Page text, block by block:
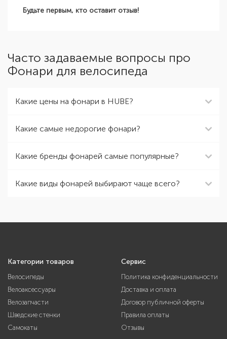
Будьте первым, кто оставит отзыв!
Часто задаваемые вопросы про
Фонари для велосипеда
Какие цены на фонари в HUBE?
Какие самые недорогие фонари?
Какие бренды фонарей самые популярные?
Какие виды фонарей выбирают чаще всего?
Категории товаров
Велосипеды
Велоаксессуары
Велозапчасти
Шведские стенки
Самокаты
Сервис
Политика конфиденциальности
Доставка и оплата
Договор публичной оферты
Правила оплаты
Отзывы